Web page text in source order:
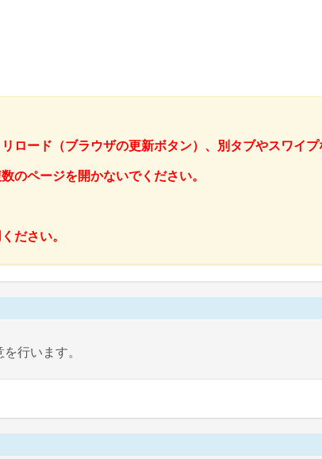
ロード（ブラウザの更新ボタン）、別タブやスワイ
のページを開かないでください。
ださい。
行います。